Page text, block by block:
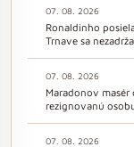
07. 08. 2026
Ronaldinho
Trnave sa
07. 08. 2026
Maradonov
rezignovanú
07. 08. 2026